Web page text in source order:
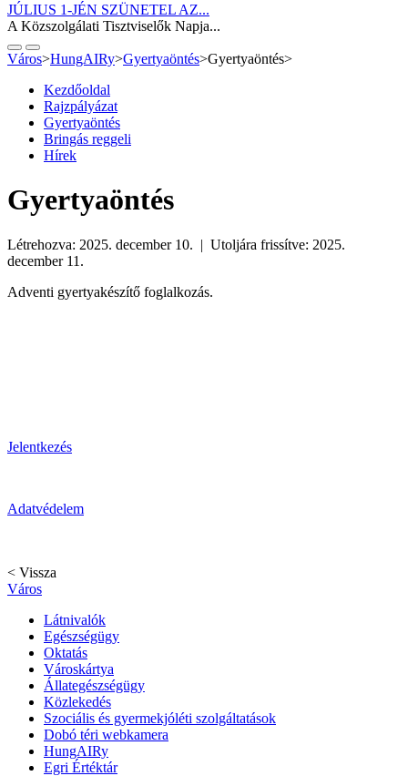
JÚLIUS 1-JÉN SZÜNETEL AZ...
A Közszolgálati Tisztviselők Napja...
Város>HungAIRy>Gyertyaöntés>Gyertyaöntés>
Kezdőoldal
Rajzpályázat
Gyertyaöntés
Bringás reggeli
Hírek
Gyertyaöntés
Létrehozva: 2025. december 10. | Utoljára frissítve: 2025.
december 11.
Adventi gyertyakészítő foglalkozás.
Jelentkezés
Adatvédelem
< Vissza
Város
Látnivalók
Egészségügy
Oktatás
Városkártya
Állategészségügy
Közlekedés
Szociális és gyermekjóléti szolgáltatások
Dobó téri webkamera
HungAIRy
Egri Értéktár